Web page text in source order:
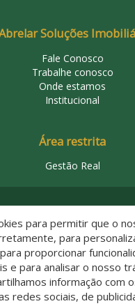
Soluções
Fale Conosco
Trabalhe conosco
Onde estamos
Institucional
Área restrita
Gestão Real
para permitir que o
para
proporcionar
e para analisar o nosso
informação com
redes sociais, de